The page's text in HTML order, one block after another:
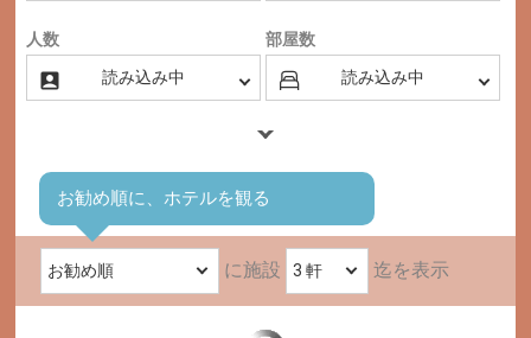
人数 部屋数
お勧め順に、ホテルを観る
に施設 迄を表示